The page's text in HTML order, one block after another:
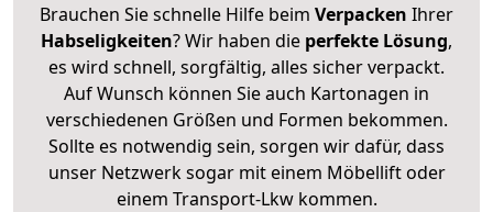
Brauchen Sie schnelle Hilfe beim Verpacken Ihrer
Habseligkeiten? Wir haben die perfekte Lösung,
es wird schnell, sorgfältig, alles sicher verpackt.
Auf Wunsch können Sie auch Kartonagen in
verschiedenen Größen und Formen bekommen.
Sollte es notwendig sein, sorgen wir dafür, dass
unser Netzwerk sogar mit einem Möbellift oder
einem Transport-Lkw kommen.